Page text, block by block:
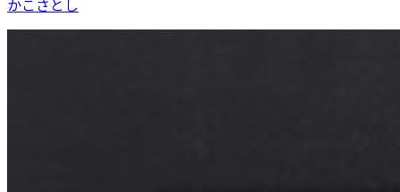
かこさとし